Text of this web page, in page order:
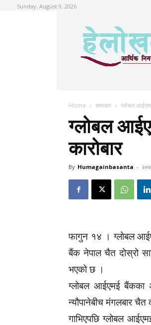
Sunday, August 9, 2026
Home समाचार ग्लोबल
ग्लोबल
कारोबार
By Humagainbasanta -
फागुन १४ । ग्लोबल
बैंक नेपाल चैत दोस्रो
भएको छ ।
ग्लोबल आईएमई बैंकका
न्यौपानेबीच मंगलबार चैत
गाभिएपछि ग्लोबल